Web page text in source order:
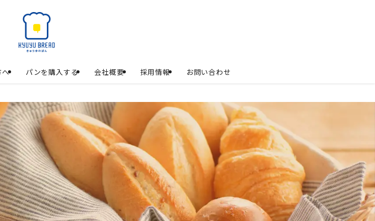
へ パンを購入する 会社概要 採用情報 お問い合わせ